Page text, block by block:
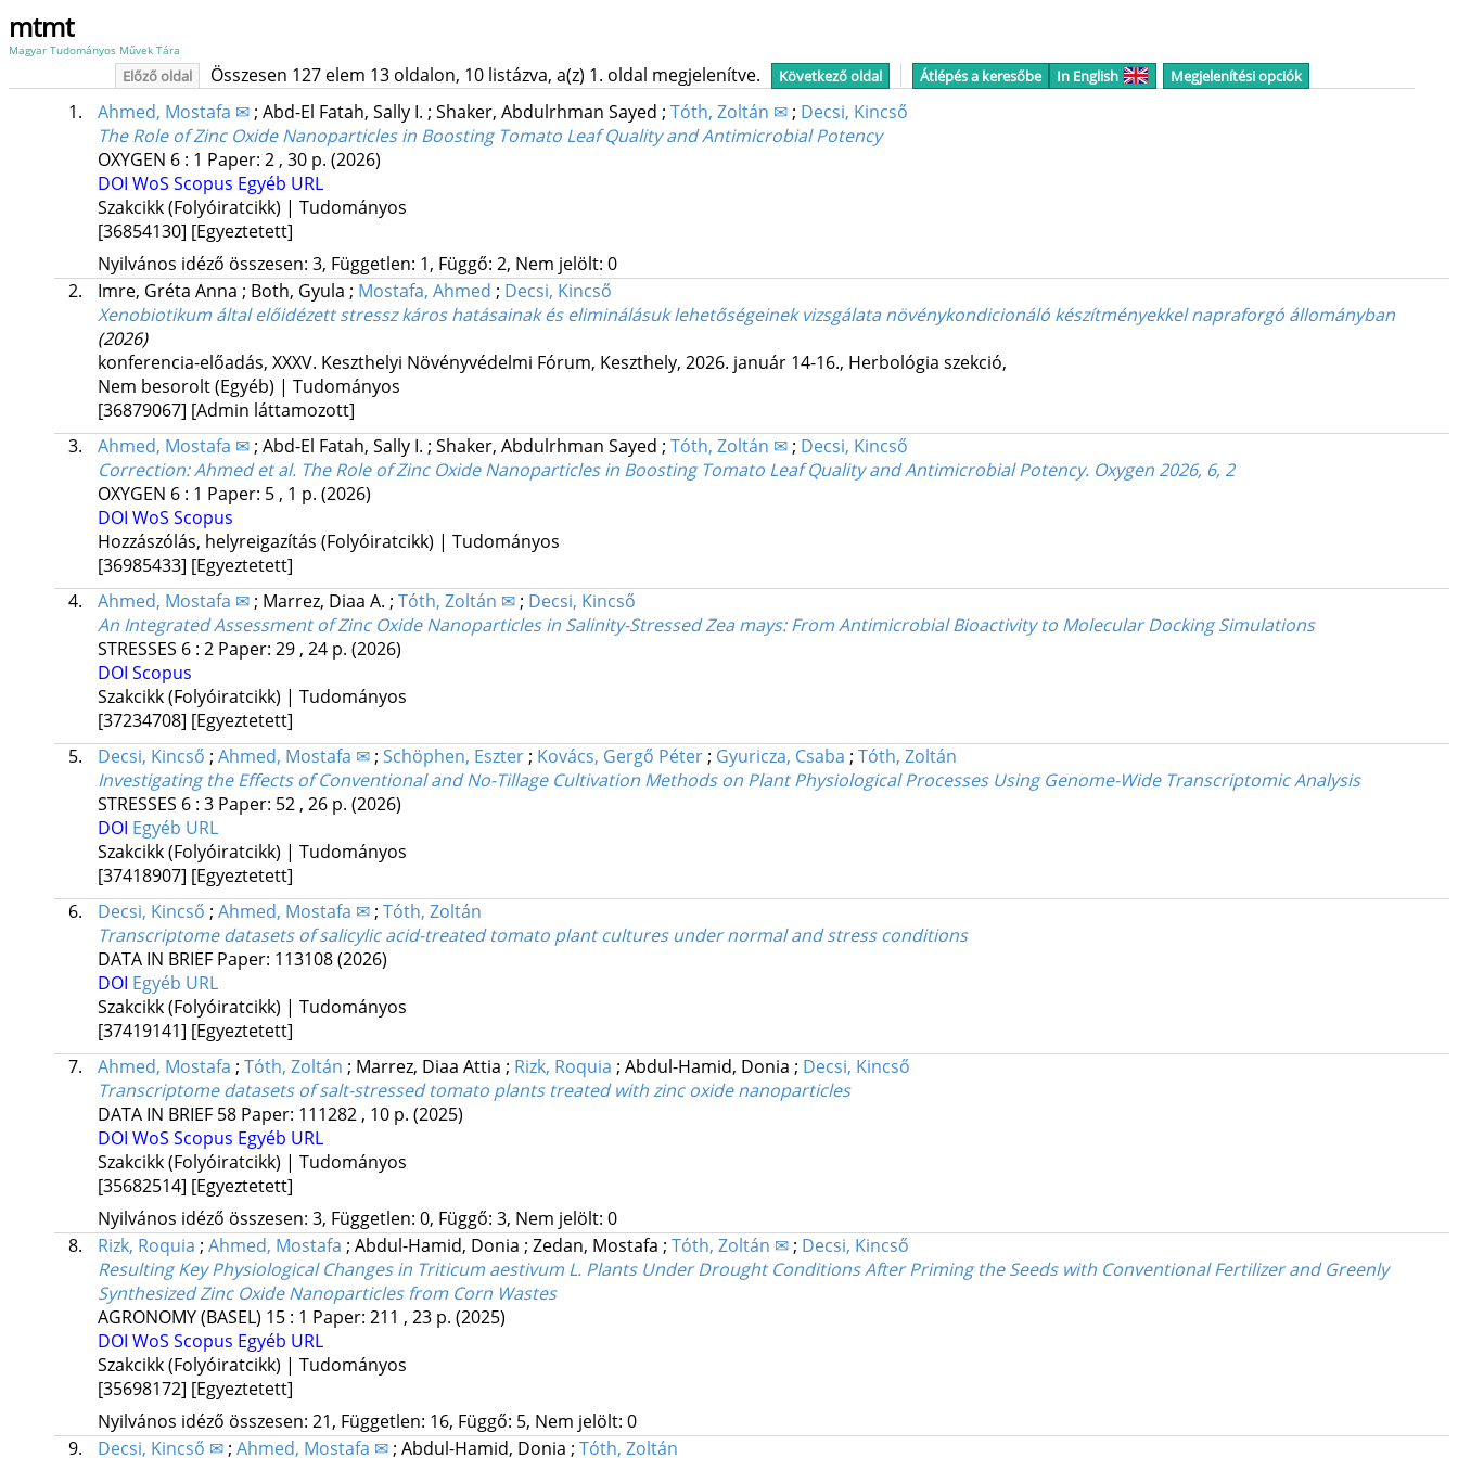
mtmt
Magyar Tudományos Művek Tára
Előző oldal Összesen 127 elem 13 oldalon, 10 listázva, a(z) 1. oldal megjelenítve. Következő oldal Átlépés a keresőbe In English Megjelenítési opciók
1. Ahmed, Mostafa ✉; Abd-El Fatah, Sally I. ; Shaker, Abdulrhman Sayed ; Tóth, Zoltán ✉; Decsi, Kincső
The Role of Zinc Oxide Nanoparticles in Boosting Tomato Leaf Quality and Antimicrobial Potency
OXYGEN 6: 1 Paper: 2 , 30 p. (2026)
DOI WoS Scopus Egyéb URL
Szakcikk (Folyóiratcikk) | Tudományos
[36854130] [Egyeztetett]
Nyilvános idéző összesen: 3, Független: 1, Függő: 2, Nem jelölt: 0
2.
Imre, Gréta Anna ; Both, Gyula ; Mostafa, Ahmed ; Decsi, Kincső
Xenobiotikum által előidézett stressz káros hatásainak és eliminálásuk lehetőségeinek vizsgálata növénykondicionáló készítményekkel napraforgó állományban
(2026)
konferencia-előadás, XXXV. Keszthelyi Növényvédelmi Fórum, Keszthely, 2026. január 14-16., Herbológia szekció,
Nem besorolt (Egyéb) | Tudományos
[36879067] [Admin láttamozott]
3.
Ahmed, Mostafa ✉; Abd-El Fatah, Sally I. ; Shaker, Abdulrhman Sayed ; Tóth, Zoltán ✉; Decsi, Kincső
Correction: Ahmed et al. The Role of Zinc Oxide Nanoparticles in Boosting Tomato Leaf Quality and Antimicrobial Potency. Oxygen 2026, 6, 2
OXYGEN 6: 1 Paper: 5 , 1 p. (2026)
DOI WoS Scopus
Hozzászólás, helyreigazítás (Folyóiratcikk) | Tudományos
[36985433] [Egyeztetett]
4.
Ahmed, Mostafa ✉; Marrez, Diaa A. ; Tóth, Zoltán ✉; Decsi, Kincső
An Integrated Assessment of Zinc Oxide Nanoparticles in Salinity-Stressed Zea mays: From Antimicrobial Bioactivity to Molecular Docking Simulations
STRESSES 6: 2 Paper: 29 , 24 p. (2026)
DOI Scopus
Szakcikk (Folyóiratcikk) | Tudományos
[37234708] [Egyeztetett]
5.
Decsi, Kincső ; Ahmed, Mostafa ✉; Schöphen, Eszter; Kovács, Gergő Péter; Gyuricza, Csaba ; Tóth, Zoltán
Investigating the Effects of Conventional and No-Tillage Cultivation Methods on Plant Physiological Processes Using Genome-Wide Transcriptomic Analysis
STRESSES 6: 3 Paper: 52 , 26 p. (2026)
DOI Egyéb URL
Szakcikk (Folyóiratcikk) | Tudományos
[37418907] [Egyeztetett]
6.
Decsi, Kincső ; Ahmed, Mostafa ✉; Tóth, Zoltán
Transcriptome datasets of salicylic acid-treated tomato plant cultures under normal and stress conditions
DATA IN BRIEF Paper: 113108(2026)
DOI Egyéb URL
Szakcikk (Folyóiratcikk) | Tudományos
[37419141] [Egyeztetett]
7.
Ahmed, Mostafa ; Tóth, Zoltán ; Marrez, Diaa Attia ; Rizk, Roquia ; Abdul-Hamid, Donia ; Decsi, Kincső
Transcriptome datasets of salt-stressed tomato plants treated with zinc oxide nanoparticles
DATA IN BRIEF 58 Paper: 111282 , 10 p. (2025)
DOI WoS Scopus Egyéb URL
Szakcikk (Folyóiratcikk) | Tudományos
[35682514] [Egyeztetett]
Nyilvános idéző összesen: 3, Független: 0, Függő: 3, Nem jelölt: 0
8.
Rizk, Roquia ; Ahmed, Mostafa ; Abdul-Hamid, Donia ; Zedan, Mostafa ; Tóth, Zoltán ✉; Decsi, Kincső
Resulting Key Physiological Changes in Triticum aestivum L. Plants Under Drought Conditions After Priming the Seeds with Conventional Fertilizer and Greenly
Synthesized Zinc Oxide Nanoparticles from Corn Wastes
AGRONOMY (BASEL) 15: 1 Paper: 211 , 23 p. (2025)
DOI WoS Scopus Egyéb URL
Szakcikk (Folyóiratcikk) | Tudományos
[35698172] [Egyeztetett]
Nyilvános idéző összesen: 21, Független: 16, Függő: 5, Nem jelölt: 0
9.
Decsi, Kincső ✉; Ahmed, Mostafa ✉; Abdul-Hamid, Donia ; Tóth, Zoltán